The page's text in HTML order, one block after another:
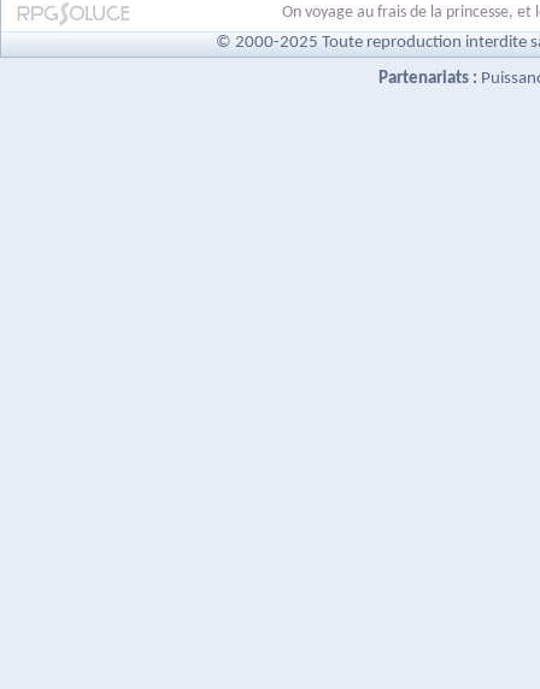
On voyage au frais de la princesse,
© 2000-2025 Toute reproduction interdite
Partenariats :